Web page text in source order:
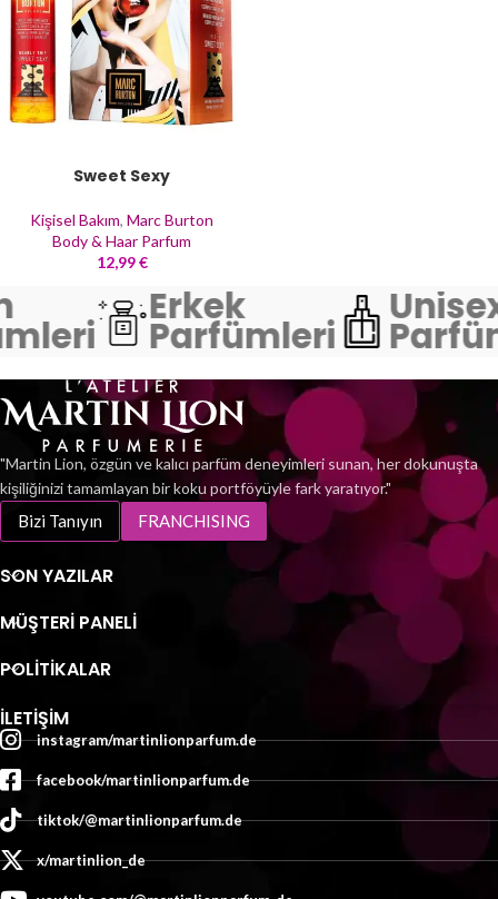
Sweet Sexy
Kişisel Bakım, Marc Burton
Body & Haar Parfum
12,99€
Erkek
Parfümleri
"Martin Lion, özgün ve kalıcı parfüm deneyimleri sunan, her dokunuşta
kişiliğinizi tamamlayan bir koku portföyüyle fark yaratıyor."
Bizi Tanıyın FRANCHISING
SON YAZILAR
MÜŞTERI PANELI
POLİTİKALAR
İLETIŞIM
instagram/martinlionparfum.de
facebook/martinlionparfum.de
tiktok/@martinlionparfum.de
x/martinlion_de